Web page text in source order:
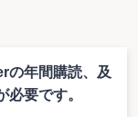
にメールで案内する
なメールマガジンは初
年間購読、 及
要です。